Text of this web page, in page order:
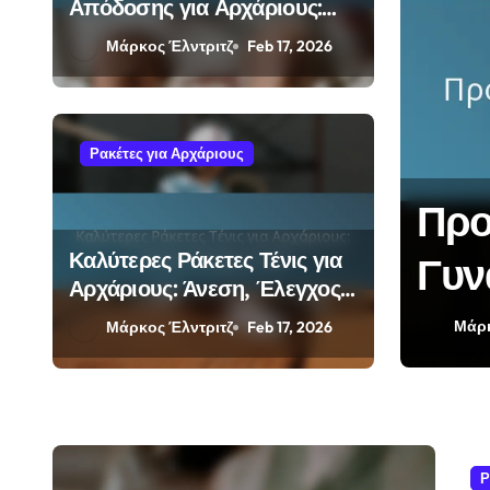
Απόδοσης για Αρχάριους:
Τεχνολογία, Καινοτομία,
Προδιαγραφές
Μάρκος Έλντριτζ Feb 17, 2026
Ρακέτες για Αρχάριους
Καλύτερες Ράκετες Τένις για
Αρχάριους: Άνεση, Έλεγχος,
ΤιμήΜάρκος Έλντριτζ Feb 17, 2026
Ρακέτες Τένις:
Σπιν